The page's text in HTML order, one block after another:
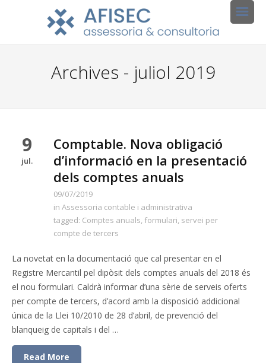
Archives - juliol 2019
9
jul.
Comptable. Nova obligació
d’informació en la presentació
dels comptes anuals
09/07/2019
in Assessoria contable i administrativa
tagged: Comptes anuals, formulari, servei per
compte de tercers
La novetat en la documentació que cal presentar en el
Registre Mercantil pel dipòsit dels comptes anuals del 2018 és
el nou formulari. Caldrà informar d’una sèrie de serveis oferts
per compte de tercers, d’acord amb la disposició addicional
única de la Llei 10/2010 de 28 d’abril, de prevenció del
blanqueig de capitals i del …
Read More